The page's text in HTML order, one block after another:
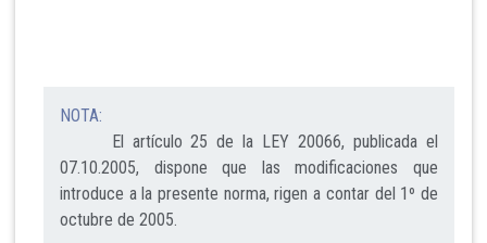
NOTA:
El artículo 25 de la LEY 20066, publicada el
07.10.2005, dispone que las modificaciones que
introduce a la presente norma, rigen a contar del 1º de
octubre de 2005.